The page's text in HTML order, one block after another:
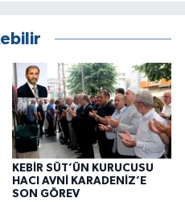
KEBİR SÜT’ÜN KURUCUSU
HACI AVNİ KARADENİZ’E
SON GÖREV